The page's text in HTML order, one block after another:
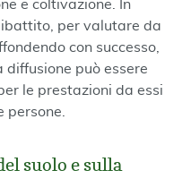
e coltivazione. In
per valutare da
con successo,
può essere
le prestazioni da essi
suolo e sulla